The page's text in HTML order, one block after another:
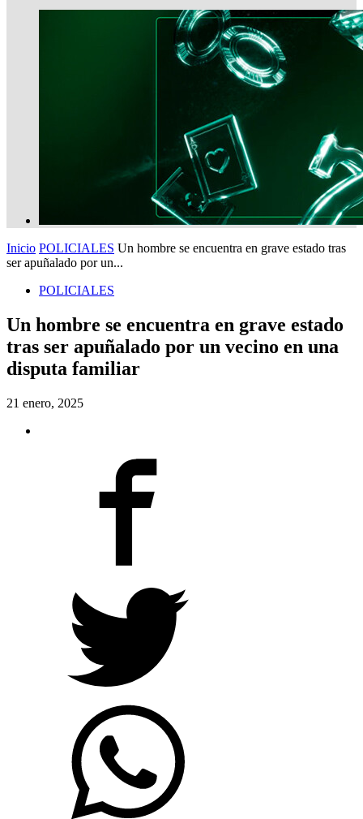
Inicio POLICIALES Un hombre se encuentra en grave estado tras
ser apuñalado por un...
POLICIALES
Un hombre se encuentra en grave estado
tras ser apuñalado por un vecino en una
disputa familiar
21 enero, 2025